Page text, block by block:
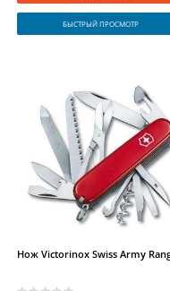
БЫСТРЫЙ ПРОСМОТР
Нож Victorinox Swiss Army